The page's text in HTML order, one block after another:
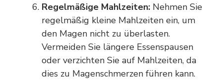
Regelmäßige Mahlzeiten: Nehmen Sie
regelmäßig kleine Mahlzeiten ein, um
den Magen nicht zu überlasten.
Vermeiden Sie längere Essenspausen
oder verzichten Sie auf Mahlzeiten, da
dies zu Magenschmerzen führen kann.